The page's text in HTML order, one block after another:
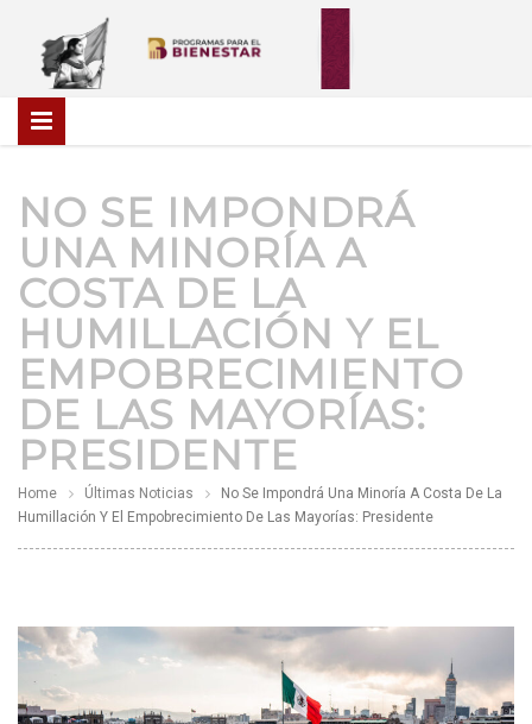
NO SE IMPONDRÁ
UNA MINORÍA A
COSTA DE LA
HUMILLACIÓN Y EL
EMPOBRECIMIENTO
DE LAS MAYORÍAS:
PRESIDENTE
Home Últimas Noticias
No Se Impondrá Una Minoría A Costa De La
Humillación Y El Empobrecimiento De Las Mayorías: Presidente